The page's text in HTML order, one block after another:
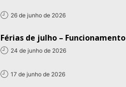
26 de junho de 2026
Férias de julho – Funcionamento
24 de junho de 2026
17 de junho de 2026